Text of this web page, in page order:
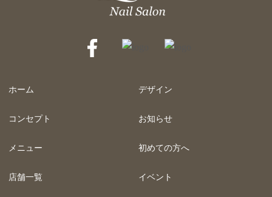
ホーム
コンセプト
メニュー
店舗一覧
デザイン
お知らせ
初めての方へ
イベント